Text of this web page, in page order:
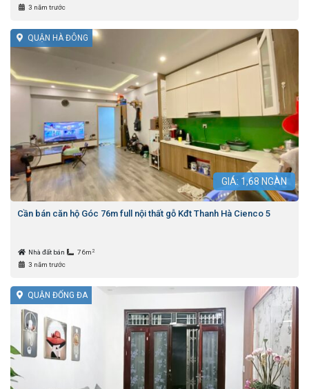
3 năm trước
QUẬN HÀ ĐÔNG
GIÁ: 1,68 NGÀN
Cần bán căn hộ Góc 76m full nội thất gỗ Kđt Thanh Hà Cienco 5
Nhà đất bán 76m 2
3 năm trước
QUẬN ĐỐNG ĐA